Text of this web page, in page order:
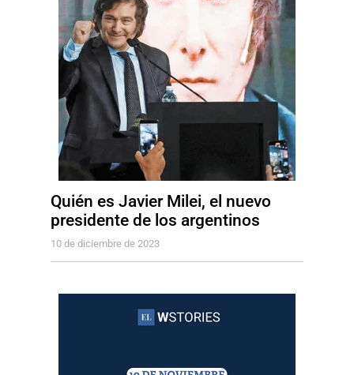
Quién es Javier Milei, el nuevo
presidente de los argentinos
10 de diciembre de 2023